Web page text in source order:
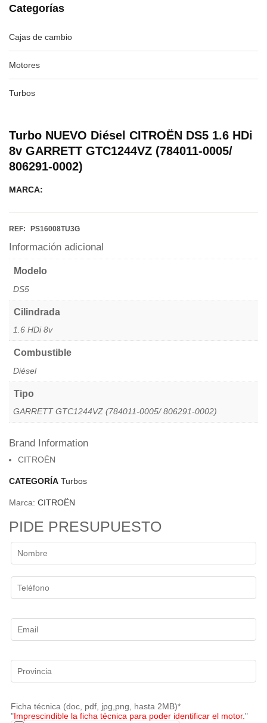
Categorías
Cajas de cambio
Motores
Turbos
Turbo NUEVO Diésel CITROËN DS5 1.6 HDi
8v GARRETT GTC1244VZ (784011-0005/
806291-0002)
MARCA:
REF: PS16008TU3G
Información adicional
Modelo
DS5
Cilindrada
1.6 HDi 8v
Combustible
Diésel
Tipo
GARRETT GTC1244VZ (784011-0005/ 806291-0002)
Brand Information
CITROËN
CATEGORÍA Turbos
Marca: CITROËN
PIDE PRESUPUESTO
Ficha técnica (doc, pdf, jpg,png, hasta 2MB)*
"Imprescindible la ficha técnica para poder identificar el motor."